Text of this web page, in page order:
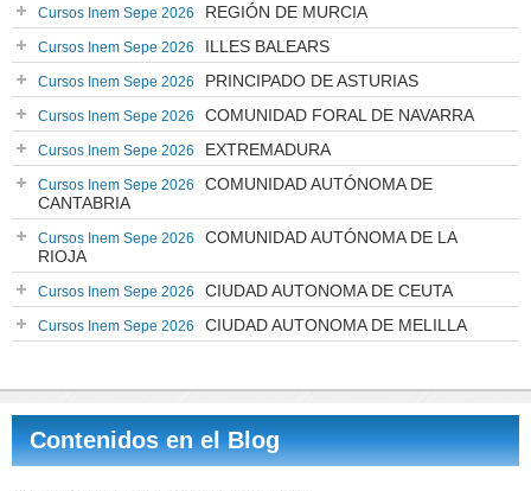
Cursos Inem Sepe 2026 REGIÓN DE MURCIA
Cursos Inem Sepe 2026 ILLES BALEARS
Cursos Inem Sepe 2026 PRINCIPADO DE ASTURIAS
Cursos Inem Sepe 2026 COMUNIDAD FORAL DE NAVARRA
Cursos Inem Sepe 2026 EXTREMADURA
Cursos Inem Sepe 2026
COMUNIDAD AUTÓNOMA DE
CANTABRIA
Cursos Inem Sepe 2026
COMUNIDAD AUTÓNOMA DE LA
RIOJA
Cursos Inem Sepe 2026 CIUDAD AUTONOMA DE CEUTA
Cursos Inem Sepe 2026 CIUDAD AUTONOMA DE MELILLA
Contenidos en el Blog